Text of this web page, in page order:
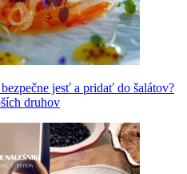
jesť a pridať do šalátov?
druhov